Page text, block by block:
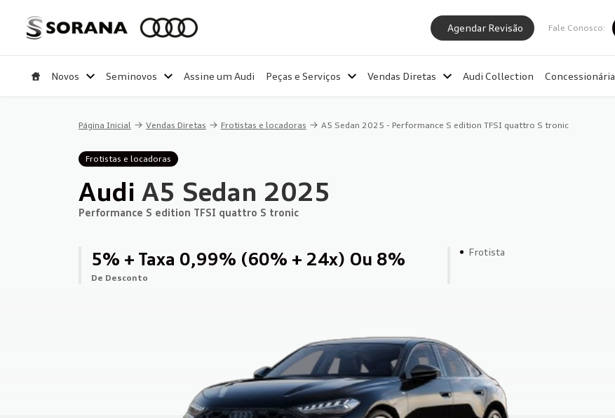
Agendar Revisão Fale Conosco:
Novos Seminovos Assine um Audi Peças e Serviços Vendas Diretas Audi Collection Concessionária
Página Inicial Vendas Diretas Frotistas e locadoras A5 Sedan 2025 - Performance S edition TFSI quattro S tronic
Frotistas e locadoras
Audi A5 Sedan 2025
Performance S edition TFSI quattro S tronic
5% + Taxa 0,99% (60% + 24x) Ou 8%
de Desconto
Frotista